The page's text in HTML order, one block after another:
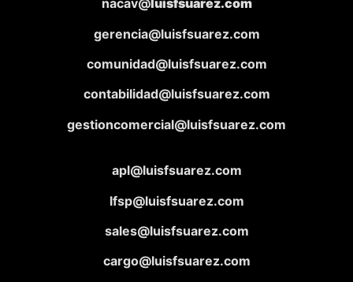
nacav@luisfsuarez.com
gerencia@luisfsuarez.com
comunidad@luisfsuarez.com
contabilidad@luisfsuarez.com
gestioncomercial@luisfsuarez.com
apl@luisfsuarez.com
lfsp@luisfsuarez.com
sales@luisfsuarez.com
cargo@luisfsuarez.com